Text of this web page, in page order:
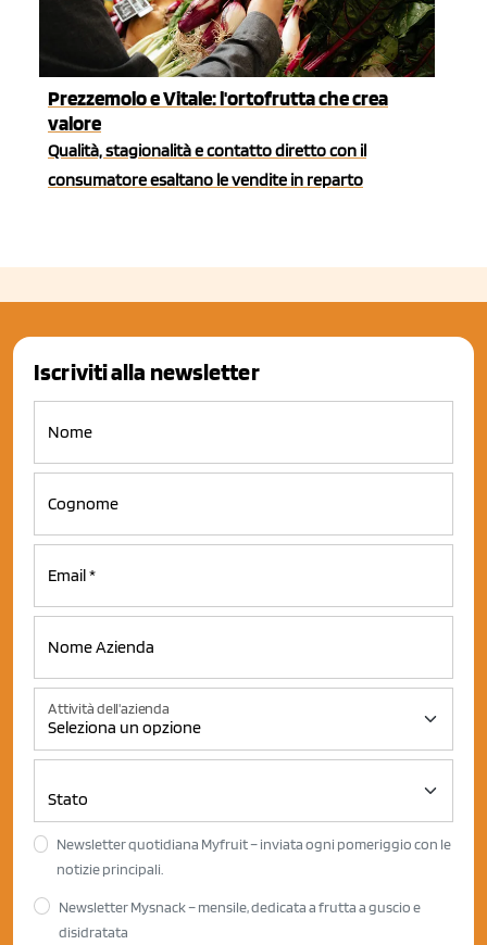
Prezzemolo e Vitale: l'ortofrutta che crea
valore
Qualità, stagionalità e contatto diretto con il
consumatore esaltano le vendite in reparto
Iscriviti alla newsletter
Attività dell'azienda
Newsletter quotidiana Myfruit – inviata ogni pomeriggio con le
notizie principali.
Newsletter Mysnack – mensile, dedicata a frutta a guscio e
disidratata